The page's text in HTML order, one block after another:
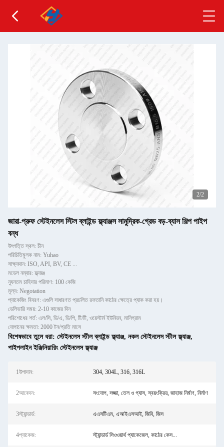
2/2
জারা-প্রুফ স্টেইনলেস স্টিল ব্লাইন্ড ফ্ল্যাঞ্জস সামুদ্রিক-গ্রেড বড়-ব্যাস শিল্প পাইপ
বন্ধ
উৎপত্তি স্থল: চীন
পরিচিতিমুলক নাম: Yuhao
সাক্ষ্যদান: ISO, API, BV, CE ...
মডেল নম্বার: ফ্ল্যাঞ্জ
ন্যূনতম চাহিদার পরিমাণ: 100 কেজি
মূল্য: Negotation
প্যাকেজিং বিবরণ: এগুলি সাধারণত প্রচলিত রফতানি কাঠের ক্ষেত্রে প্যাক করা হয়।
ডেলিভারি সময়: 2-10 কাজের দিন
পরিশোধের শর্ত: এল/সি, ডি/এ, ডি/পি, টি/টি, ওয়েস্টার্ন ইউনিয়ন, মানিগ্রাম
যোগানের ক্ষমতা: 2000 টন/প্রতি মাসে
বিশেষভাবে তুলে ধরা: স্টেইনলেস স্টীল ব্লাইন্ড ফ্ল্যাঞ্জ, নকল স্টেইনলেস স্টীল ফ্ল্যাঞ্জ,
পাইপলাইন ইঞ্জিনিয়ারিং স্টেইনলেস ফ্ল্যাঞ্জ
1উপাদান: 304, 304L, 316, 316L
2আবেদন: সংযোগ, সজ্জা, তেল ও গ্যাস, স্বয়ংক্রিয়, জাহাজ নির্মাণ, নির্মাণ
3স্ট্যান্ডার্ড: এএসটিএম, এআইএসআই, জিবি, জিস
4প্যাকেজ: স্ট্যান্ডার্ড সিওওয়ার্থ প্যাকেজেল, কাঠের কেস...